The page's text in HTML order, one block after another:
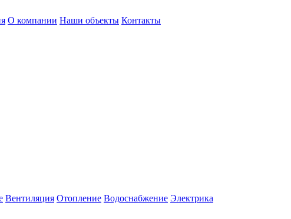
О компании Наши объекты Контакты
Вентиляция Отопление Водоснабжение Электрика